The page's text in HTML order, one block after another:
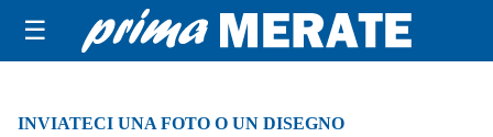
☰
INVIATECI UNA FOTO O UN DISEGNO